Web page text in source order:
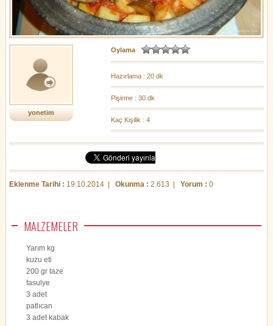
yonetim
Oylama
Hazırlama : 20 dk
Pişirme : 30 dk
Kaç Kişilik : 4
Eklenme Tarihi : 19.10.2014 | Okunma : 2.613 | Yorum : 0
MALZEMELER
Yarım kg
kuzu eti
200 gr taze
fasulye
3 adet
patlıcan
3 adet kabak